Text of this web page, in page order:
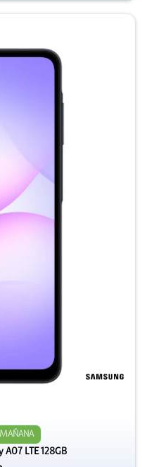
LTE 128GB